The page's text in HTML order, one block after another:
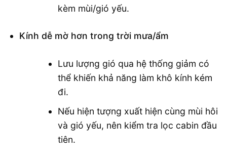
kèm mùi/gió yếu.
Kính dễ mờ hơn trong trời mưa/ẩm
Lưu lượng gió qua hệ thống giảm có
thể khiến khả năng làm khô kính kém
đi.
Nếu hiện tượng xuất hiện cùng mùi hôi
và gió yếu, nên kiểm tra lọc cabin đầu
tiên.